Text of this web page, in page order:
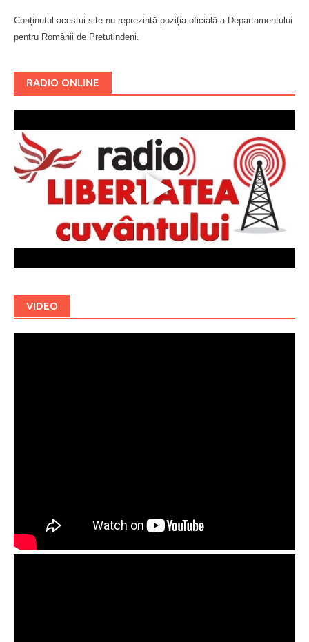
Conținutul acestui site nu reprezintă poziția oficială a Departamentului
pentru Românii de Pretutindeni.
RADIO ONLINE
VIDEO